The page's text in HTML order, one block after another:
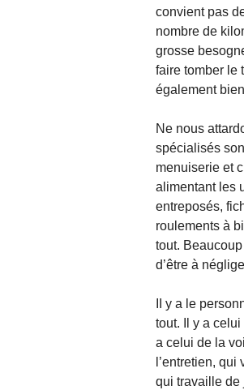
convient pas
nombre de
grosse
faire tomber le
également
Ne nous
spécialisés
menuiserie et
alimentant les
entreposés,
roulements à
tout.
d’être à
II y a le
tout. Il y a
a celui de la
l’entretien,
qui travaille de